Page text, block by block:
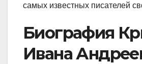
самых известных писателей
Биография
Ивана